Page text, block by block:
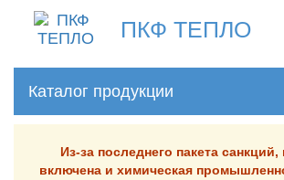
ПКФ ТЕПЛО
Каталог продукции
Из-за последнего пакета
включена и химическая